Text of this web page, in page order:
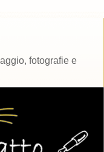
fotografie e